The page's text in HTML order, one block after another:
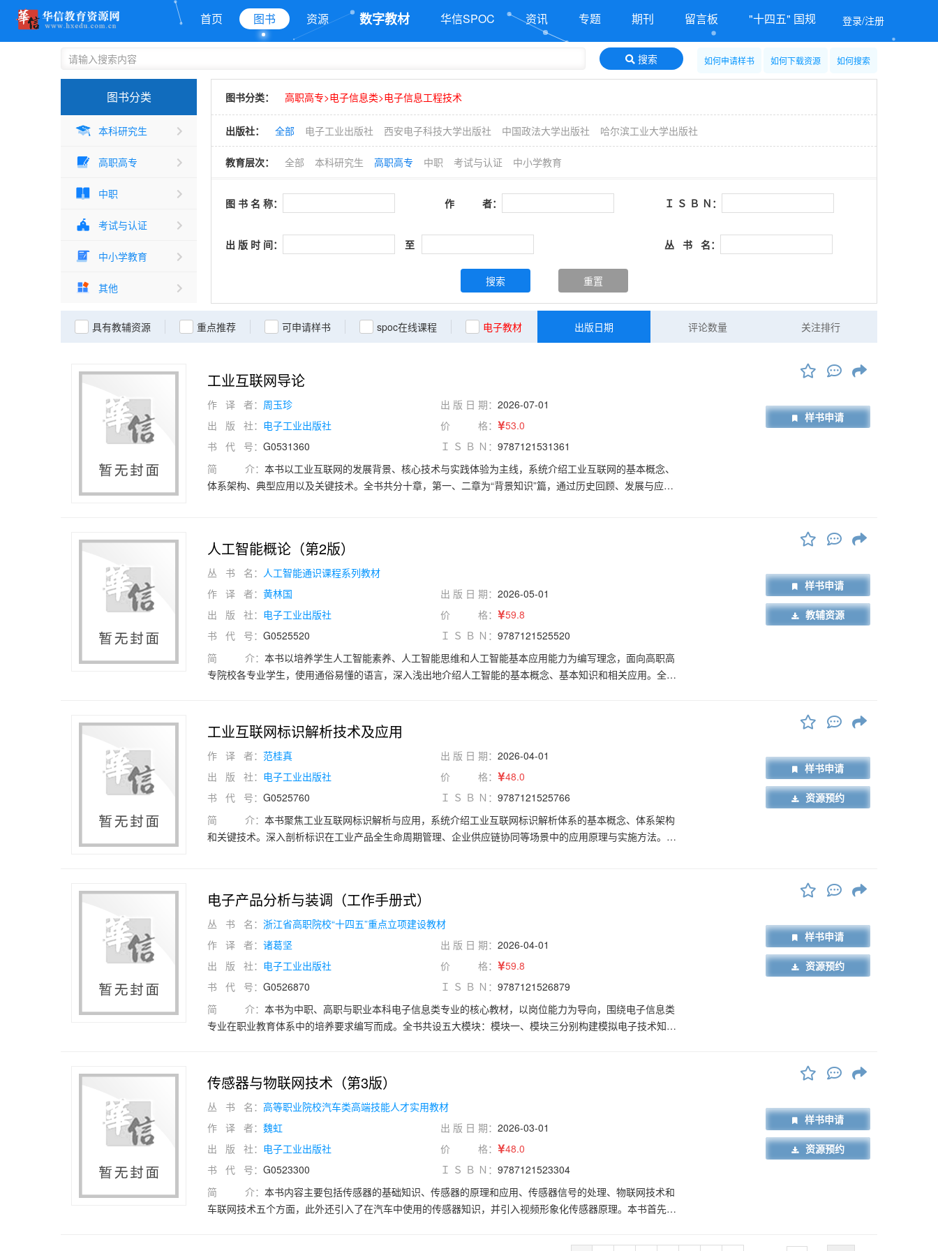
首页 图书 资源 数字教材 华信SPOC 资讯 专题 期刊 留言板 "十四五" 国规 登录/注册
搜索 如何申请样书 如何下载资源 如何搜索
图书分类
本科研究生
高职高专
中职
考试与认证
中小学教育
其他
图书分类： 高职高专>电子信息类>电子信息工程技术
出版社： 全部 电子工业出版社 西安电子科技大学出版社 中国政法大学出版社 哈尔滨工业大学出版社
教育层次： 全部 本科研究生 高职高专 中职 考试与认证 中小学教育
图 书 名 称： 作 者： Ｉ Ｓ Ｂ Ｎ：
出 版 时 间： 至 丛 书 名：
搜索 重置
具有教辅资源 重点推荐 可申请样书 spoc在线课程 电子教材 关注排行
评论数量
出版日期
工业互联网导论
作 译 者： 周玉珍 出 版 日 期： 2026-07-01
出 版 社： 电子工业出版社 价 格：
53.0
书 代 号： G0531360 Ｉ Ｓ Ｂ Ｎ： 9787121531361
简 介： 本书以工业互联网的发展背景、核心技术与实践体验为主线，系统介绍工业互联网的基本概念、
体系架构、典型应用以及关键技术。全书共分十章，第一、二章为“背景知识”篇，通过历史回顾、发展与应
初体验”篇，通过云端“数字孪生工厂”建设项目体验情境，实现从认知到实践的转化，进一步增强专业体验与产
业认知。本书突出职业教育特色，强调产业认知、技术理解和应用能力培养。通过新大陆科技集团云端“机械
加工孪生工厂”建设项目体验，读者可以进一步了解生产加工、电镀车间、喷涂车间、污水处理等工业场景中
的数字化管理过程，数字孪生平台配合学习微视频，有助于实现从知识学习到实践应用的转化。本书可作为高
等职业本科、专科院校的计算机类和电子信息类各专业教材，也可供工业互联网、智能制造、数字化转型等领
域的工程技术人员和管理人员学习参考。
样书申请
人工智能概论（第2版）
丛 书 名： 人工智能通识课程系列教材
作 译 者： 黄林国 出 版 日 期： 2026-05-01
出 版 社： 电子工业出版社 价 格：
59.8
书 代 号： G0525520 Ｉ Ｓ Ｂ Ｎ： 9787121525520
简 介： 本书以培养学生人工智能素养、人工智能思维和人工智能基本应用能力为编写理念，面向高职高
专院校各专业学生，使用通俗易懂的语言，深入浅出地介绍人工智能的基本概念、基本知识和相关应用。全书
工智能的挑战与未来。本书着重介绍人工智能通识性知识和实用性技能，既可作为应用型本科、职业本科、高
职高专院校、中等职业学校学生学习人工智能的通识课教材，也可作为计算机类、电子信息类相关专业人工智
能课程的入门教材。此外，本书还可作为人工智能学习与实践的参考用书。
样书申请
教辅资源
工业互联网标识解析技术及应用
作 译 者： 范桂真 出 版 日 期： 2026-04-01
出 版 社： 电子工业出版社 价 格：
48.0
书 代 号： G0525760 Ｉ Ｓ Ｂ Ｎ： 9787121525766
简 介： 本书聚焦工业互联网标识解析与应用，系统介绍工业互联网标识解析体系的基本概念、体系架构
和关键技术。深入剖析标识在工业产品全生命周期管理、企业供应链协同等场景中的应用原理与实施方法。通
础。
样书申请
资源预约
电子产品分析与装调（工作手册式）
丛 书 名： 浙江省高职院校“十四五”重点立项建设教材
作 译 者： 诸葛坚 出 版 日 期： 2026-04-01
出 版 社： 电子工业出版社 价 格：
59.8
书 代 号： G0526870 Ｉ Ｓ Ｂ Ｎ： 9787121526879
简 介： 本书为中职、高职与职业本科电子信息类专业的核心教材，以岗位能力为导向，围绕电子信息类
专业在职业教育体系中的培养要求编写而成。全书共设五大模块：模块一、模块三分别构建模拟电子技术知识
典型电路的分析与制作任务，强化理论与实训的深度融合；模块五为电子产品综合分析与装调项目库，引入基
于远程实境平台的交通灯设计与调试、混沌信号发生装置设计与制作、压力传感器接口电路设计与制作 3 个完
整工程项目，引导学生实现跨知识点、跨模块的电子产品综合设计与装调能力的提升。本书通过"知识—项目
—综合应用”的进阶式结构，帮助学习者循序渐进地掌握电子产品的分析、设计与调试能力。本书坚持"知识结
构化、项目场景化、学习任务化”的编写理念，突出可操作性、可训练性和可迁移性，配套仿真、实训、测试
样书申请
资源预约
传感器与物联网技术（第3版）
丛 书 名： 高等职业院校汽车类高端技能人才实用教材
作 译 者： 魏虹 出 版 日 期： 2026-03-01
出 版 社： 电子工业出版社 价 格：
48.0
书 代 号： G0523300 Ｉ Ｓ Ｂ Ｎ： 9787121523304
简 介： 本书内容主要包括传感器的基础知识、传感器的原理和应用、传感器信号的处理、物联网技术和
车联网技术五个方面，此外还引入了在汽车中使用的传感器知识，并引入视频形象化传感器原理。本书首先介
感器、电容式传感器、压电式传感器、霍尔式传感器、光电式传感器、新型传感器的原理及应用，接下来介绍
样书申请
资源预约